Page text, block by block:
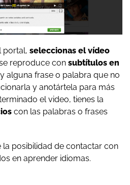
portal, seleccionas el vídeo
reproduce con subtítulos en
alguna frase o palabra que no
y anotártela para más
el video, tienes la
con las palabras o frases
la posibilidad de contactar con
en aprender idiomas.